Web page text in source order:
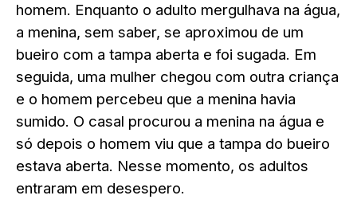
homem. Enquanto o adulto mergulhava na água,
a menina, sem saber, se aproximou de um
bueiro com a tampa aberta e foi sugada. Em
seguida, uma mulher chegou com outra criança
e o homem percebeu que a menina havia
sumido. O casal procurou a menina na água e
só depois o homem viu que a tampa do bueiro
estava aberta. Nesse momento, os adultos
entraram em desespero.